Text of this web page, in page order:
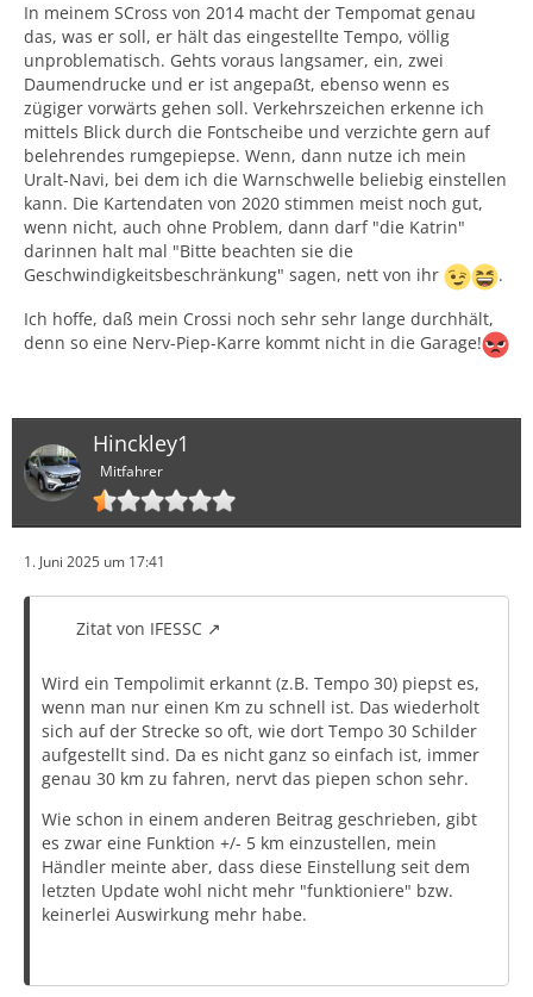
In meinem SCross von 2014 macht der Tempomat genau
das, was er soll, er hält das eingestellte Tempo, völlig
unproblematisch. Gehts voraus langsamer, ein, zwei
Daumendrucke und er ist angepaẞt, ebenso wenn es
zügiger vorwärts gehen soll. Verkehrszeichen erkenne ich
mittels Blick durch die Fontscheibe und verzichte gern auf
belehrendes rumgepiepse. Wenn, dann nutze ich mein
Uralt-Navi, bei dem ich die Warnschwelle beliebig einstellen
kann. Die Kartendaten von 2020 stimmen meist noch gut,
wenn nicht, auch ohne Problem, dann darf "die Katrin"
darinnen halt mal "Bitte beachten sie die
Geschwindigkeitsbeschränkung" sagen, nett von ihr
.
Ich hoffe, daß mein Crossi noch sehr sehr lange durchhält,
denn so eine Nerv-Piep-Karre kommt nicht in die Garage!
Hinckley1
Mitfahrer
1. Juni 2025 um 17:41
Zitat von IFESSC
Wird ein Tempolimit erkannt (z.B. Tempo 30) piepst es,
wenn man nur einen Km zu schnell ist. Das wiederholt
sich auf der Strecke so oft, wie dort Tempo 30 Schilder
aufgestellt sind. Da es nicht ganz so einfach ist, immer
genau 30 km zu fahren, nervt das piepen schon sehr.
Wie schon in einem anderen Beitrag geschrieben, gibt
es zwar eine Funktion +/- 5 km einzustellen, mein
Händler meinte aber, dass diese Einstellung seit dem
letzten Update wohl nicht mehr "funktioniere" bzw.
keinerlei Auswirkung mehr habe.